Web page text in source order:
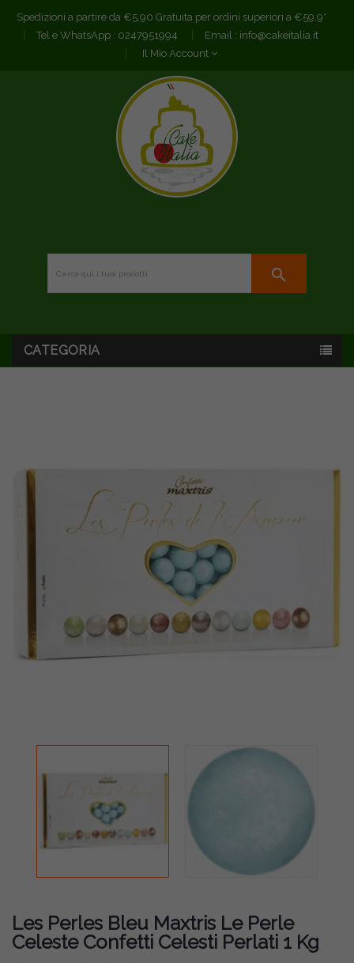
Spedizioni a partire da €5,90 Gratuita per ordini superiori a €59,9*
Tel e WhatsApp : 0247951994 Email : info@cakeitalia.it
Il Mio Account
search
CATEGORIA
Les Perles Bleu Maxtris Le Perle
Celeste Confetti Celesti Perlati 1 Kg